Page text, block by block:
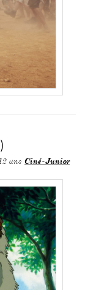
ans Ciné-Junior